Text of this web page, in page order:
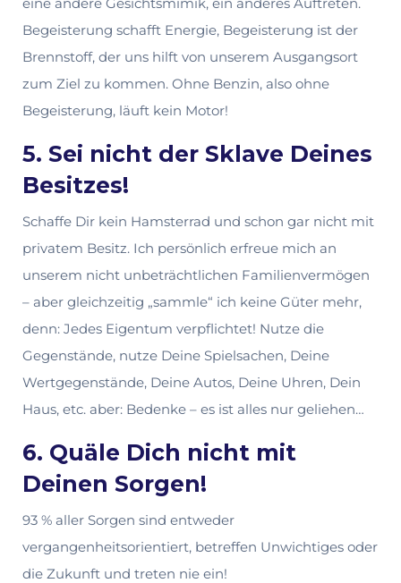
Begeisterung schafft Energie, Begeisterung ist der
Brennstoff, der uns hilft von unserem Ausgangsort
zum Ziel zu kommen. Ohne Benzin, also ohne
Begeisterung, läuft kein Motor!
5. Sei nicht der Sklave Deines
Besitzes!
Schaffe Dir kein Hamsterrad und schon gar nicht mit
privatem Besitz. Ich persönlich erfreue mich an
unserem nicht unbeträchtlichen Familienvermögen
– aber gleichzeitig „sammle“ ich keine Güter mehr,
denn: Jedes Eigentum verpflichtet! Nutze die
Gegenstände, nutze Deine Spielsachen, Deine
Wertgegenstände, Deine Autos, Deine Uhren, Dein
Haus, etc. aber: Bedenke – es ist alles nur geliehen…
6. Quäle Dich nicht mit
Deinen Sorgen!
93 % aller Sorgen sind entweder
vergangenheitsorientiert, betreffen Unwichtiges oder
die Zukunft und treten nie ein!